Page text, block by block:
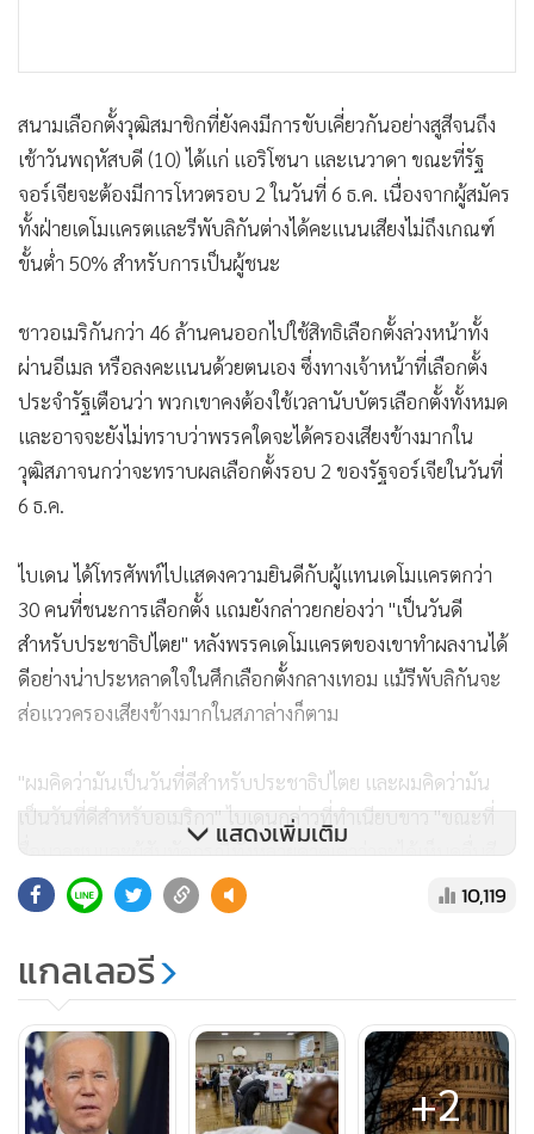
สนามเลือกตั้งวุฒิสมาชิกที่ยังคงมีการขับเคี่ยวกันอย่างสูสีจนถึง
เช้าวันพฤหัสบดี (10) ได้แก่ แอริโซนา และเนวาดา ขณะที่รัฐ
จอร์เจียจะต้องมีการโหวตรอบ 2 ในวันที่ 6 ธ.ค. เนื่องจากผู้สมัคร
ทั้งฝ่ายเดโมแครตและรีพับลิกันต่างได้คะแนนเสียงไม่ถึงเกณฑ์
ขั้นต่ำ 50% สำหรับการเป็นผู้ชนะ
ชาวอเมริกันกว่า 46 ล้านคนออกไปใช้สิทธิเลือกตั้งล่วงหน้าทั้ง
ผ่านอีเมล หรือลงคะแนนด้วยตนเอง ซึ่งทางเจ้าหน้าที่เลือกตั้ง
ประจำรัฐเตือนว่า พวกเขาคงต้องใช้เวลานับบัตรเลือกตั้งทั้งหมด
และอาจจะยังไม่ทราบว่าพรรคใดจะได้ครองเสียงข้างมากใน
วุฒิสภาจนกว่าจะทราบผลเลือกตั้งรอบ 2 ของรัฐจอร์เจียในวันที่
6 ธ.ค.
ไบเดน ได้โทรศัพท์ไปแสดงความยินดีกับผู้แทนเดโมแครตกว่า
30 คนที่ชนะการเลือกตั้ง แถมยังกล่าวยกย่องว่า "เป็นวันดี
สำหรับประชาธิปไตย" หลังพรรคเดโมแครตของเขาทำผลงานได้
ดีอย่างน่าประหลาดใจในศึกเลือกตั้งกลางเทอม แม้รีพับลิกันจะ
ส่อแววครองเสียงข้างมากในสภาล่างก็ตาม
"ผมคิดว่ามันเป็นวันที่ดีสำหรับประชาธิปไตย และผมคิดว่ามัน
เป็นวันที่ดีสำหรับอเมริกา" ไบเดนกล่าวที่ทำเนียบขาว "ขณะที่
สื่อมวลชนและผู้สันทัดกรณีทั้งหลายคาดเดาว่าจะได้เห็นคลื่นสี
แดงกวาดชัยชนะ แต่มันก็ไม่เกิดขึ้น"
ผู้ช่วยและพันธมิตรของไบเดน หลายคนเชื่อว่า ความพยายาม
ประธานาธิบดีในการชูเรื่องสิทธิทำแท้ง การต่อต้านแนวคิด
การเมืองแบบขวาจัดสุดโต่ง และการส่งเสริมบริการด้านสุขภาพ
เป็นปัจจัยสำคัญที่ช่วยสกัดคลื่นสีแดงของรีพับลิกันไม่ให้ซัด
กระหน่ำรุนแรงอย่างที่คาด
แสดงเพิ่มเติม
10,119
แกลเลอรี
+2